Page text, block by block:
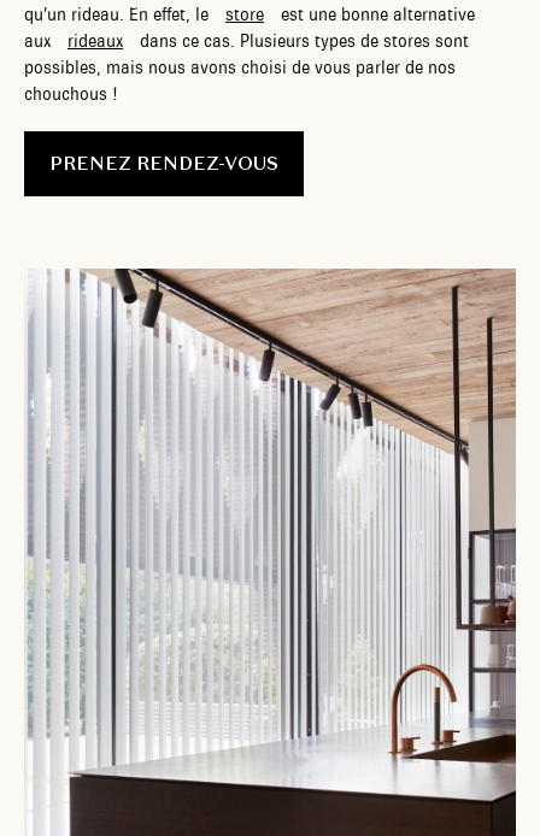
qu’un rideau. En effet, le store est une bonne alternative
aux rideaux dans ce cas. Plusieurs types de stores sont
possibles, mais nous avons choisi de vous parler de nos
chouchous !
PRENEZ RENDEZ-VOUS